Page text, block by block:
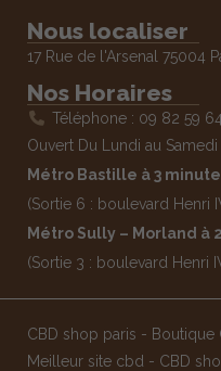
Nous localiser
17 Rue de l'Arsenal 75004
Nos Horaires
Téléphone : 09 82 59
Ouvert Du Lundi au
Métro Bastille à 3
(Sortie 6 : boulevard Henri
Métro Sully – Morland à
(Sortie 3 : boulevard Henri
CBD shop paris - Boutique
Meilleur site cbd - CBD